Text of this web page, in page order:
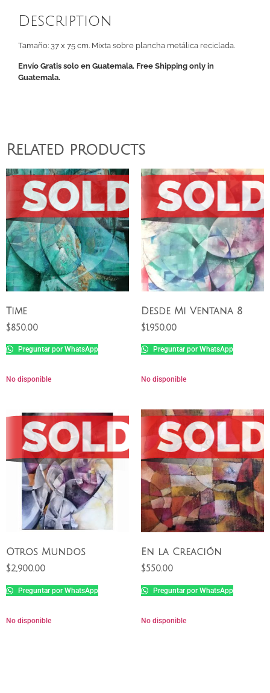
Description
Tamaño: 37 x 75 cm. Mixta sobre plancha metálica reciclada.
Envío Gratis solo en Guatemala. Free Shipping only in
Guatemala.
Related products
Time
$850.00
Preguntar por WhatsApp
No disponible
Desde Mi Ventana 8
$1,950.00
Preguntar por WhatsApp
No disponible
Otros Mundos
$2,900.00
Preguntar por WhatsApp
No disponible
En la Creación
$550.00
Preguntar por WhatsApp
No disponible